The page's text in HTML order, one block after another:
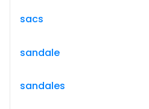
sacs
sandale
sandales